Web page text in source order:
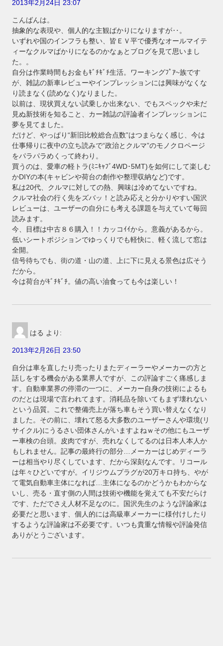
2013年2月24日 23:07
こんばんは。
抽象的な表現や、個人的な主観ばかりになりますが‥。
いずれや国のインフラも整い、皆ＥＶ平で優秀なオールマイテ
ィーなクルマばかりになるのかなぁとブログを見て思いまし
た。。
自分は作業時間もお金もｷﾞﾁｷﾞﾁ生活。ワーキングﾌﾟｱ~族です
が、雑誌の新車レビューやインプレッションには興味がなくな
り読まなく(読めなく)なりました。
以前は、現状買えない試乗しか出来ない、でもスペックや未だ
見ぬ新技術を知ること、カー雑誌の評論者インプレッションに
夢を見てました。
だけど、やっぱり“新旧比較総合点数”はつまらなく感じ、今は
仕事帰りに夜中の立ち読みで“政治とクルマ”のモノクロページ
をパラパラめくって終わり。
買うのは、愛車の軽トラ(ﾐﾆｷｬﾌﾞ4WD･5MT)を如何にして楽しむ
かDIYの本(キャビンや荷台の創作や整理収納など)です。
私は20代、クルマに対しての熱、興味は冷めてないですね。
クルマ社会の行く先をズバッ！と読み応えと分かりやすい国沢
レビューは、ユーザーの自分にも考える課題を与えていて毎回
読みます。
今、目標は中古８６購入！！カッコｲｲから。意義があるから。
低いシートポジションでゆっくりでも軽快に、軽く流して窓は
全開。
信号待ちでも、街の道・山の道、上に下に見える景色は広そう
だから。
今は荷台がｷﾞﾁｷﾞﾁ。値の高い油食っても今は楽しい！
はる より:
2013年2月26日 23:50
自分は車を直したり売ったりまたディーラーやメーカーの方と
話しをする機会がある業界人ですが、この評論すごく痛感しま
す。自動車業界の停滞の一つに、メーカー自身の技術によるも
のだとは現場で言われてます。消耗品を除いてもまず壊れない
という品質。これで整備売上が落ち車もそう買い替えなくなり
ました。その前に、壊れて怒る大多数のユーザーさんや環境(リ
サイクル)にうるさい団体さんがいますよねｗその他にもユーザ
ー車検の台頭。皮肉ですが、売れなくしてるのは日本人本人か
もしれません。記事の最終行の部分…メーカーはじめディーラ
ーは相当やり尽くしています、だから深刻なんです。リコール
は年々ひどいですが。イリジウムプラグが20万キロ持ち、やが
て電気自動車主体になれば…主体になるのかどうかもわからな
いし、売る・直す側の人間は技術や機能を覚えても不安だらけ
です、ただでさえ人材不足なのに。国沢先生のような評論家は
必要だと思います、個人的には高級車メーカーに様付けしたり
するような評論家は不必要です。いつも貴重な情報や評論発信
ありがとうございます。